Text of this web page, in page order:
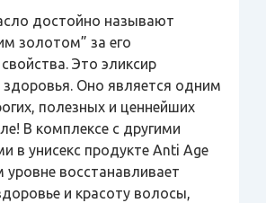
достойно называют
золотом” за его
Это эликсир
Оно является одним
полезных и ценнейших
В комплексе с другими
в унисекс продукте Anti Age
уровне восстанавливает
и красоту волосы,